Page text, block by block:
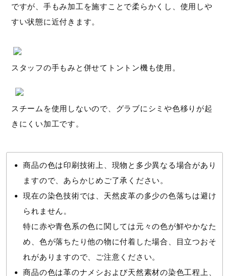
ですが、手もみ加工を施すことで柔らかくし、使用しや
すい状態に近付きます。
スタッフの手もみと併せてトントン機も使用。
スチームを使用しないので、グラブにシミや色移りが起
きにくい加工です。
商品の色は印刷技術上、現物と多少異なる場合があり
ますので、あらかじめご了承ください。
現在の染色技術では、天然皮革の多少の色落ちは避け
られません。
特に赤や青色系の色に関しては元々の色が鮮やかなた
め、色が落ちたり他の物に付着した場合、目立つおそ
れがありますので、ご注意ください。
商品の色は革のナメシおよび天然素材の染色工程上、